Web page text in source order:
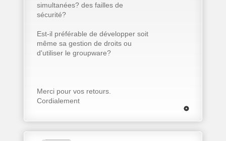
simultanées? des failles de
sécurité?
Est-il préférable de développer soit
même sa gestion de droits ou
d'utiliser le groupware?
Merci pour vos retours.
Cordialement